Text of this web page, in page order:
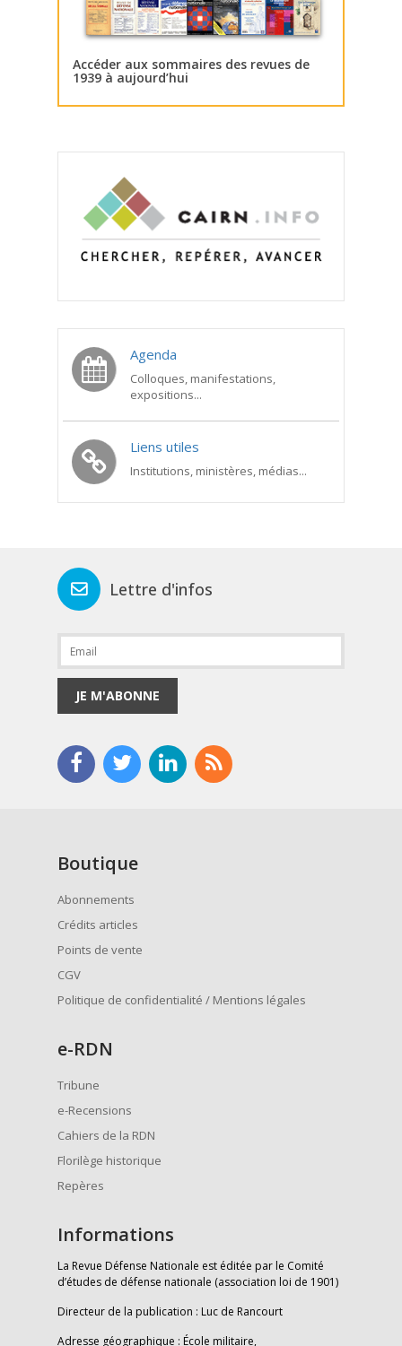
Accéder aux sommaires des revues de
1939 à aujourd’hui
Agenda
Colloques, manifestations,
expositions...
Liens utiles
Institutions, ministères, médias...
Lettre d'infos
JE M'ABONNE
Boutique
Abonnements
Crédits articles
Points de vente
CGV
Politique de confidentialité / Mentions légales
e-RDN
Tribune
e-Recensions
Cahiers de la RDN
Florilège historique
Repères
Informations
La Revue Défense Nationale est éditée par le Comité
d’études de défense nationale (association loi de 1901)
Directeur de la publication : Luc de Rancourt
Adresse géographique : École militaire,